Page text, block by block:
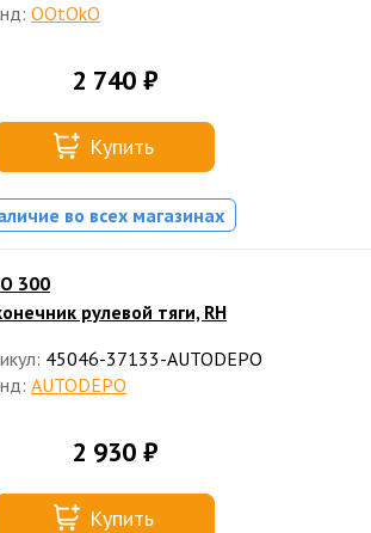
OOtOkO
2 740 ₽
Купить
во всех магазинах
300
рулевой тяги, RH
45046-37133-AUTODEPO
AUTODEPO
2 930 ₽
Купить